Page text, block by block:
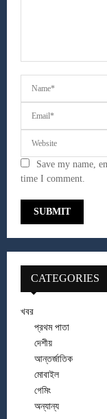
Save my name,
time I comment.
CATEGORIES
খবর
প্রথম পাতা
দেশীয়
আন্তর্জাতিক
মোবাইল
গেমিং
অন্যান্য